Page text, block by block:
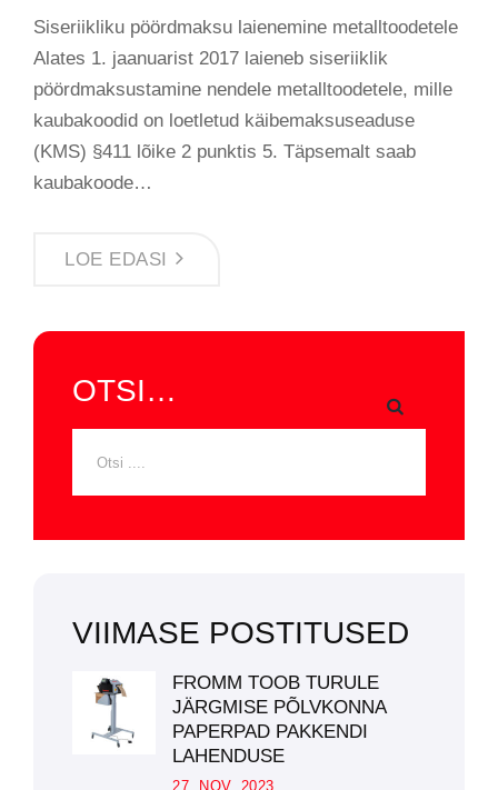
Siseriikliku pöördmaksu laienemine metalltoodetele
Alates 1. jaanuarist 2017 laieneb siseriiklik
pöördmaksustamine nendele metalltoodetele, mille
kaubakoodid on loetletud käibemaksuseaduse
(KMS) §411 lõike 2 punktis 5. Täpsemalt saab
kaubakoode…
LOE EDASI
OTSI…
VIIMASE POSTITUSED
FROMM TOOB TURULE
JÄRGMISE PÕLVKONNA
PAPERPAD PAKKENDI
LAHENDUSE
27. NOV. 2023